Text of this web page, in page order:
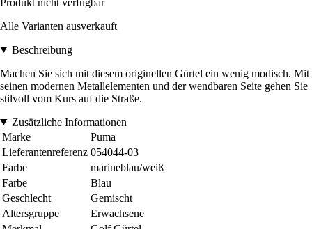
Alle Varianten ausverkauft
Beschreibung
Machen Sie sich mit diesem originellen Gürtel ein wenig modisch. Mit
seinen modernen Metallelementen und der wendbaren Seite gehen Sie
stilvoll vom Kurs auf die Straße.
Zusätzliche Informationen
Marke
Puma
Lieferantenreferenz 054044-03
Farbe
marineblau/weiß
Farbe
Blau
Geschlecht
Gemischt
Altersgruppe
Erwachsene